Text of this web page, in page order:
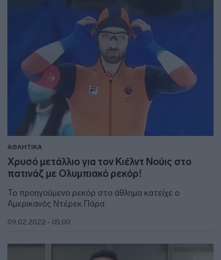
ΑΘΛΗΤΙΚΑ
Χρυσό μετάλλιο για τον Κιέλντ Νούις στο
πατινάζ με Ολυμπιακό ρεκόρ!
Το προηγούμενο ρεκόρ στο άθλημα κατείχε ο
Αμερικανός Ντέρεκ Πάρα
09.02.2022 - 05:00